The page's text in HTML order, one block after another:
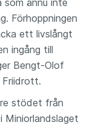
Förhoppningen
ett livslångt
ingång till
Bengt-Olof
Friidrott.
stödet från
Miniorlandslaget